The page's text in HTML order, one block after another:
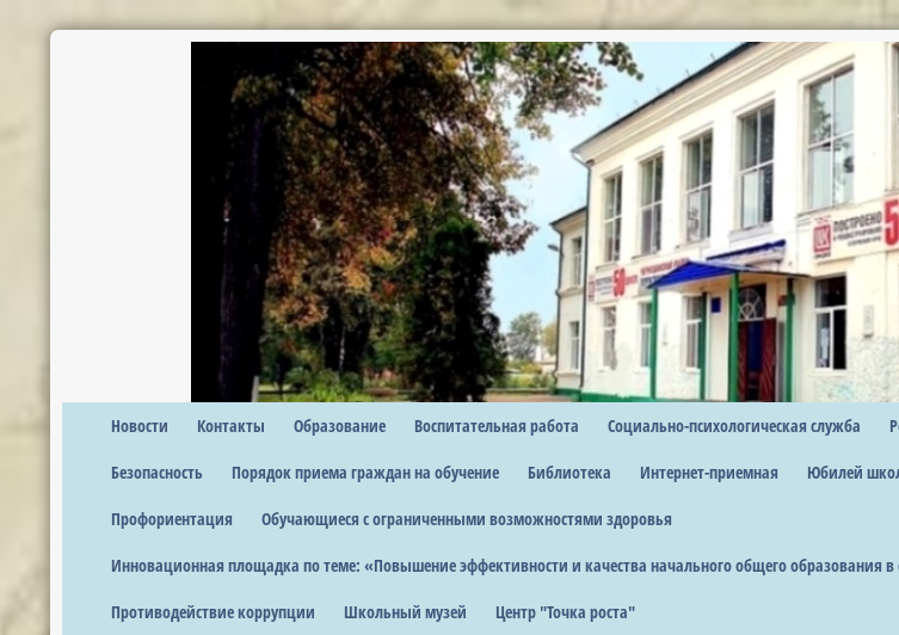
Новости Контакты Образование Воспитательная работа Социально-психологическая служба
Безопасность Порядок приема граждан на обучение Библиотека Интернет-приемная Юбилей
Профориентация Обучающиеся с ограниченными возможностями здоровья
Инновационная площадка по теме: «Повышение эффективности и качества начального общего образования
Противодействие коррупции Школьный музей Центр "Точка роста"